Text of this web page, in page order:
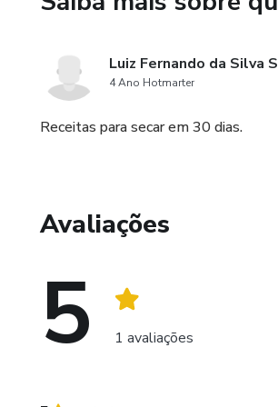
Luiz Fernando da Silva
4 Ano Hotmarter
Receitas para secar em 30 dias.
Avaliações
5 1 avaliações